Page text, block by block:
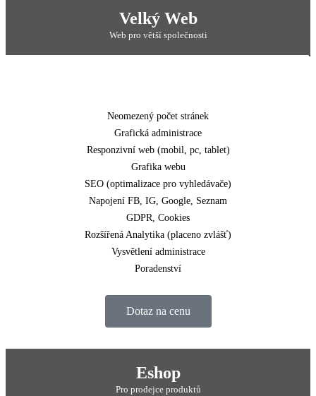
Velký Web
Web pro větší společnosti
Neomezený počet stránek
Grafická administrace
Responzivní web (mobil, pc, tablet)
Grafika webu
SEO (optimalizace pro vyhledávače)
Napojení FB, IG, Google, Seznam
GDPR, Cookies
Rozšířená Analytika (placeno zvlášť)
Vysvětlení administrace
Poradenství
Dotaz na cenu
Eshop
Pro prodejce produktů